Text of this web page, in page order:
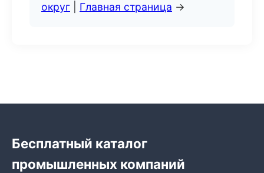
округ
Главная страница →
Бесплатный каталог
промышленных компаний